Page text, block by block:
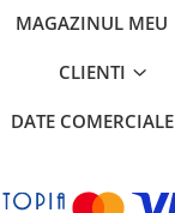
MAGAZINUL MEU
CLIENTI
DATE COMERCIALE